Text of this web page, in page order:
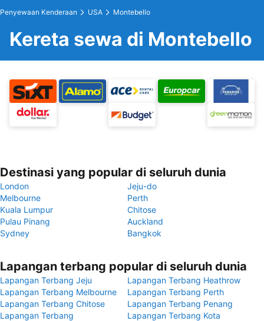
Penyewaan Kenderaan USA Montebello
Kereta sewa di Montebello
Destinasi yang popular di seluruh dunia
London
Jeju-do
Melbourne
Perth
Kuala Lumpur
Chitose
Pulau Pinang
Auckland
Sydney
Bangkok
Lapangan terbang popular di seluruh dunia
Lapangan Terbang Jeju
Lapangan Terbang Heathrow
Lapangan Terbang Melbourne
Lapangan Terbang Perth
Lapangan Terbang Chitose
Lapangan Terbang Penang
Lapangan Terbang
Lapangan Terbang Kota